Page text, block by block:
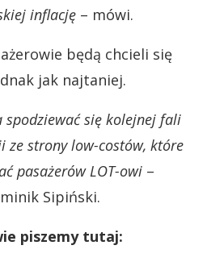
inflację – mówi.
będą chcieli się
jak najtaniej.
spodziewać się kolejnej fali
ze strony low-costów, które
pasażerów LOT-owi –
Sipiński.
piszemy tutaj: